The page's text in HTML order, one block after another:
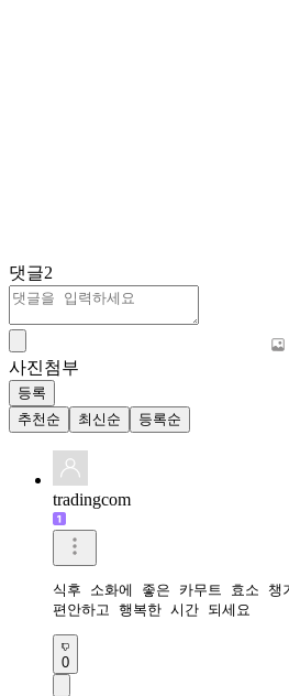
댓글2
사진첨부
등록
추천순
최신순 등록순
tradingcom
식후 소화에 좋은 카무트 효소 챙
편안하고 행복한 시간 되세요
0